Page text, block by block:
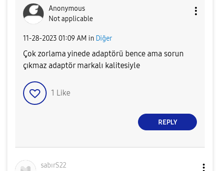
Anonymous
Not applicable
‎11-28-2023 01:09 AM in Diğer
Çok zorlama yinede adaptörü bence ama sorun
çıkmaz adaptör markalı kalitesiyle
1 Like
REPLY
sabırS22